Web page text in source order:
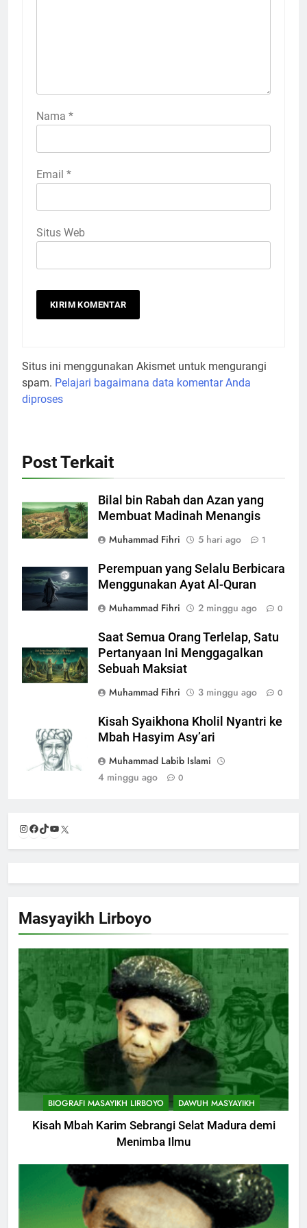
Nama *
Email *
Situs Web
Situs ini menggunakan Akismet untuk mengurangi
spam. Pelajari bagaimana data komentar Anda
diproses
Post Terkait
Bilal bin Rabah dan Azan yang
Membuat Madinah Menangis
Muhammad Fihri
5 hari ago 1
Perempuan yang Selalu Berbicara
Menggunakan Ayat Al-Quran
Muhammad Fihri
2 minggu ago 0
Saat Semua Orang Terlelap, Satu
Pertanyaan Ini Menggagalkan
Sebuah Maksiat
Muhammad Fihri
3 minggu ago 0
Kisah Syaikhona Kholil Nyantri ke
Mbah Hasyim Asy’ari
Muhammad Labib Islami
4 minggu ago
0
Instagram
Facebook
TikTok
YouTube
Masyayikh Lirboyo
BIOGRAFI MASAYIKH LIRBOYO DAWUH MASYAYIKH
Kisah Mbah Karim Sebrangi Selat Madura demi
Menimba Ilmu